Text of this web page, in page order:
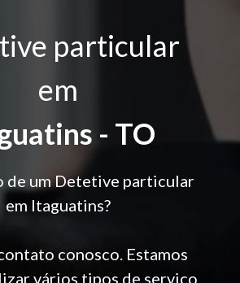
particular
em
- TO
de um Detetive particular
em Itaguatins?
conosco. Estamos
vários tipos de serviço